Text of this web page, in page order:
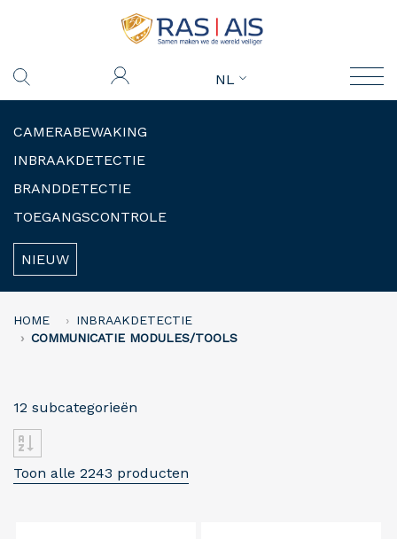
NL
CAMERABEWAKING
INBRAAKDETECTIE
BRANDDETECTIE
TOEGANGSCONTROLE
NIEUW
HOME
INBRAAKDETECTIE
COMMUNICATIE MODULES/TOOLS
12 subcategorieën
Toon alle 2243 producten